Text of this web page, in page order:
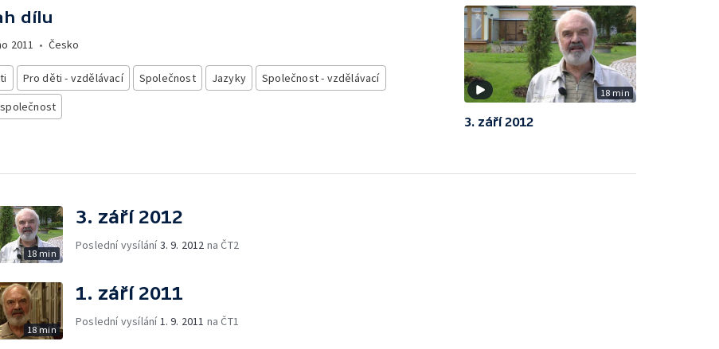
dílu
2011 • Česko
Pro děti - vzdělávací Společnost Jazyky
Společnost - vzdělávací
18 min
3. září 2012
18 min
3. září 2012
Poslední vysílání3. 9. 2012 na ČT2
18 min
1. září 2011
Poslední vysílání 1. 9. 2011 na ČT1